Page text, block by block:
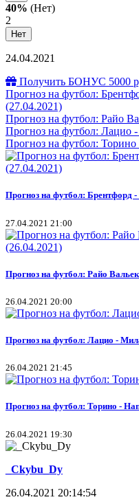
40% (Нет)
2
Нет
24.04.2021
Получить БОНУС 5000
Прогноз на футбол:
(27.04.2021)
Прогноз на футбол: Райо
Прогноз на футбол: Лацио
Прогноз на футбол:
Прогноз на футбол: Брентфорд
27.04.2021 21:00
Прогноз на футбол: Райо
26.04.2021 20:00
Прогноз на футбол: Лацио -
26.04.2021 21:45
Прогноз на футбол: Торино -
26.04.2021 19:30
_Ckybu_Dy
26.04.2021 20:14:54